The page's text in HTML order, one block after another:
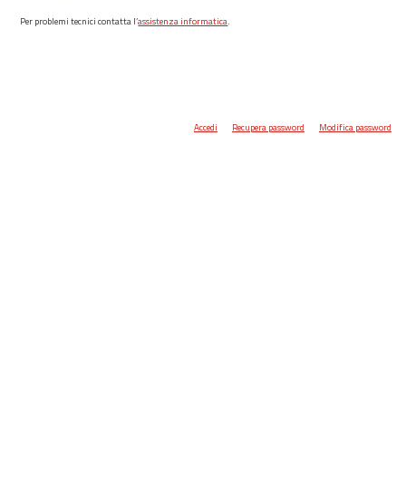
Per problemi tecnici contatta l’assistenza informatica.
Accedi Recupera password Modifica password